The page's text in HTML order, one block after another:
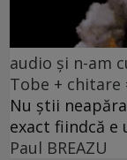
audio și n-am
Tobe + chitare
Nu știi
exact fiindcă
Paul BREAZU